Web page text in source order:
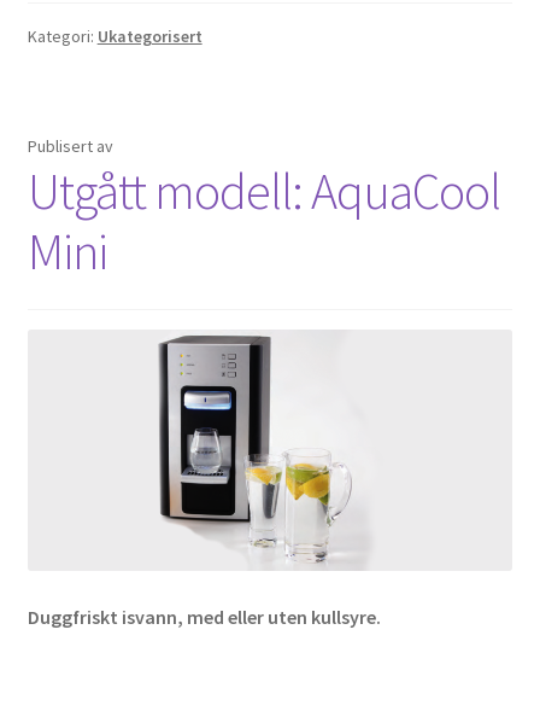
Kategori: Ukategorisert
Publisert av
Utgått modell: AquaCool
Mini
Duggfriskt isvann, med eller uten kullsyre.